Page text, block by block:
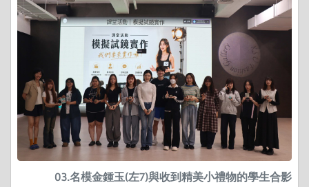
03.名模金鍾玉(左7)與收到精美小禮物的學生合影